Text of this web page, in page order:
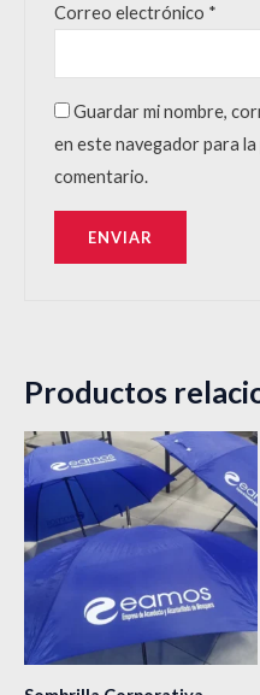
Correo electrónico *
Guardar mi nombre,
en este navegador para
comentario.
Productos